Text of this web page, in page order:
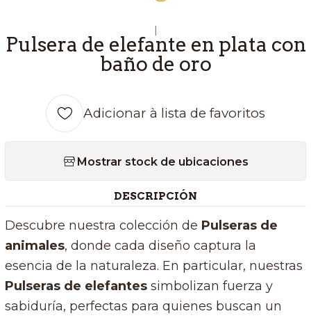
|
Pulsera de elefante en plata con
baño de oro
Adicionar à lista de favoritos
Mostrar stock de ubicaciones
DESCRIPCIÓN
Descubre nuestra colección de Pulseras de
animales, donde cada diseño captura la
esencia de la naturaleza. En particular, nuestras
Pulseras de elefantessimbolizan fuerza y
sabiduría, perfectas para quienes buscan un